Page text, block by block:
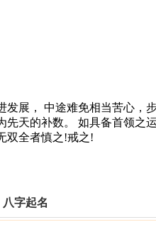
展， 中途难免相当苦心，
天的补数。 如具备首领之
双全者慎之!戒之!
八字起名